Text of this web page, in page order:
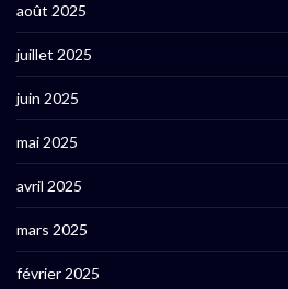
août 2025
juillet 2025
juin 2025
mai 2025
avril 2025
mars 2025
février 2025